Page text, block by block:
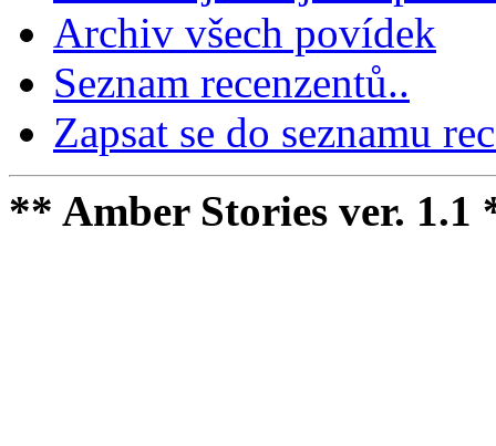
Archiv všech povídek
Seznam recenzentů..
Zapsat se do seznamu
** Amber Stories ver. 1.1